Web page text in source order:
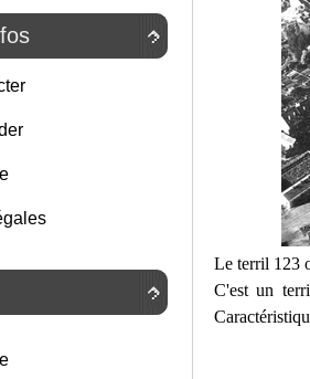


Le terril 123
C'est un